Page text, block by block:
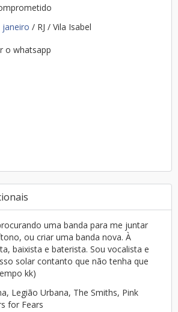
janeiro / RJ / Vila Isabel
o whatsapp
uma banda para me juntar
ou criar uma banda nova. À
baixista e baterista. Sou vocalista e
solar contanto que não tenha que
kk)
Legião Urbana, The Smiths, Pink
for Fears